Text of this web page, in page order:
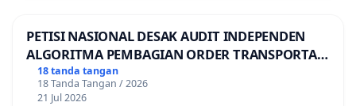
PETISI NASIONAL DESAK AUDIT INDEPENDEN
ALGORITMA PEMBAGIAN ORDER TRANSPORTASI
ONLINE
18 tanda tangan
18 Tanda Tangan / 2026
21 Jul 2026